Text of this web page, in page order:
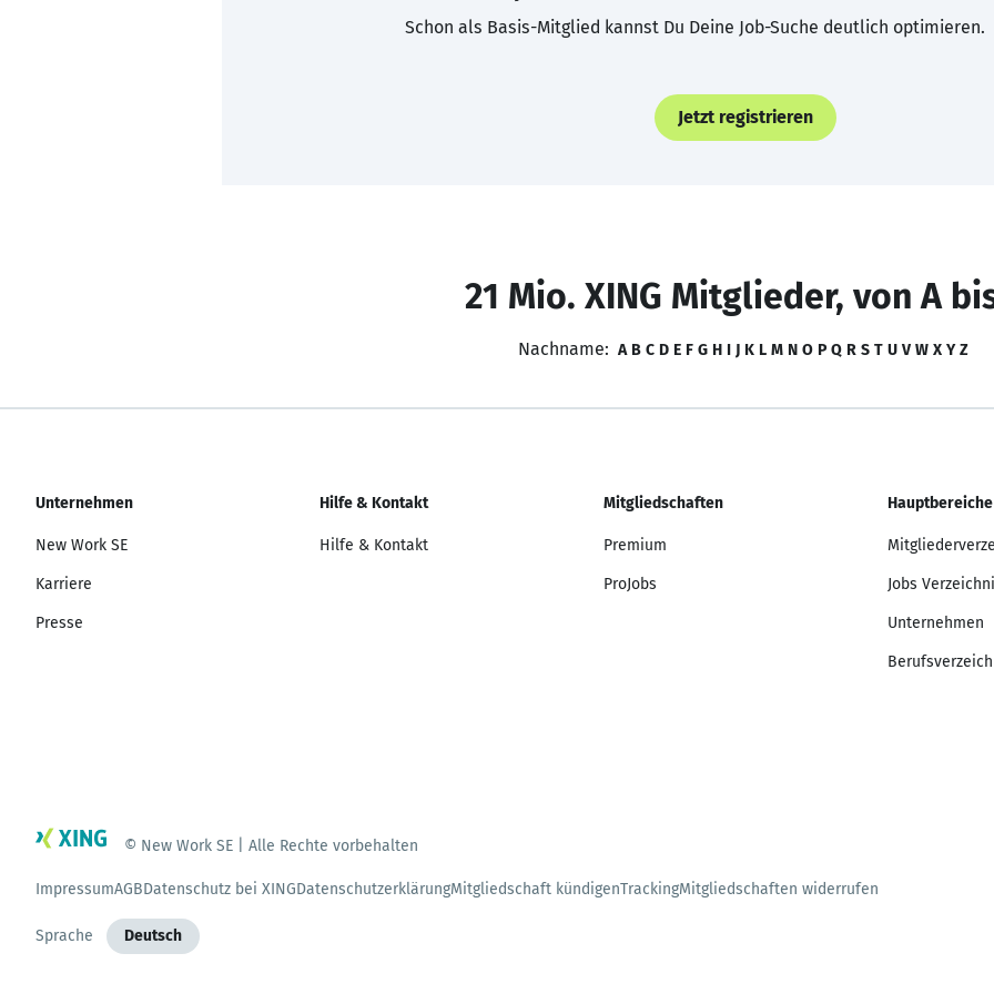
Schon als Basis-Mitglied kannst Du Deine Job-Suche deutlich optimieren.
Jetzt registrieren
21 Mio. XING Mitglieder, von A
Nachname: A B C D E F G H I J K L M N O P Q R S T U V W X Y Z
Unternehmen
New Work SE
Karriere
Presse
Hilfe & Kontakt
Hilfe & Kontakt
Mitgliedschaften
Premium
ProJobs
Hauptbereiche
Jobs
Unternehmen
© New Work SE | Alle Rechte vorbehalten
ImpressumAGBDatenschutz bei XINGDatenschutzerklärungMitgliedschaft kündigenTrackingMitgliedschaften widerrufen
Sprache Deutsch